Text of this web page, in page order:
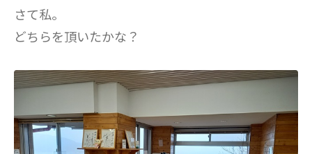
さて私。
どちらを頂いたかな？